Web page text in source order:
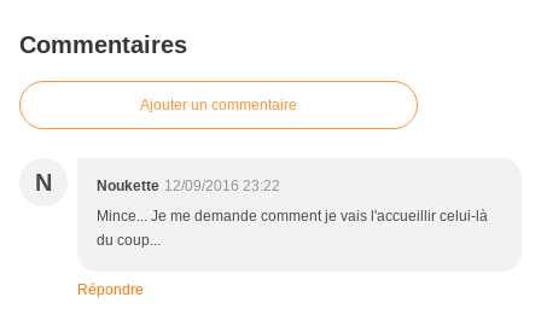
Commentaires
Ajouter un commentaire
N Noukette 12/09/2016 23:22
Mince... Je me demande comment je vais l'accueillir celui-là
du coup...
Répondre